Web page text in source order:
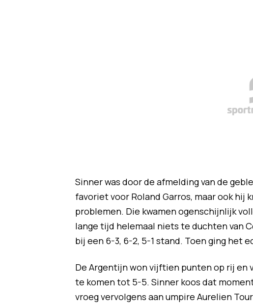
Sinner was door de afmelding van de
favoriet voor Roland Garros, maar ook hij
problemen. Die kwamen ogenschijnlijk
lange tijd helemaal niets te duchten van
bij een 6-3, 6-2, 5-1 stand. Toen ging het
De Argentijn won vijftien punten op rij en
te komen tot 5-5. Sinner koos dat
vroeg vervolgens aan umpire Aurelien